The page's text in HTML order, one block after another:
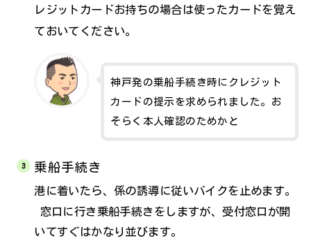
レジットカードお持ちの場合は使ったカードを覚え
ておいてください。
神戸発の乗船手続き時にクレジット
カードの提示を求められました。お
そらく本人確認のためかと
乗船手続き
港に着いたら、係の誘導に従いバイクを止めます。
窓口に行き乗船手続きをしますが、受付窓口が開
いてすぐはかなり並びます。